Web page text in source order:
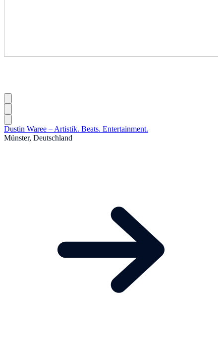
Dustin Waree – Artistik. Beats. Entertainment.
Münster, Deutschland